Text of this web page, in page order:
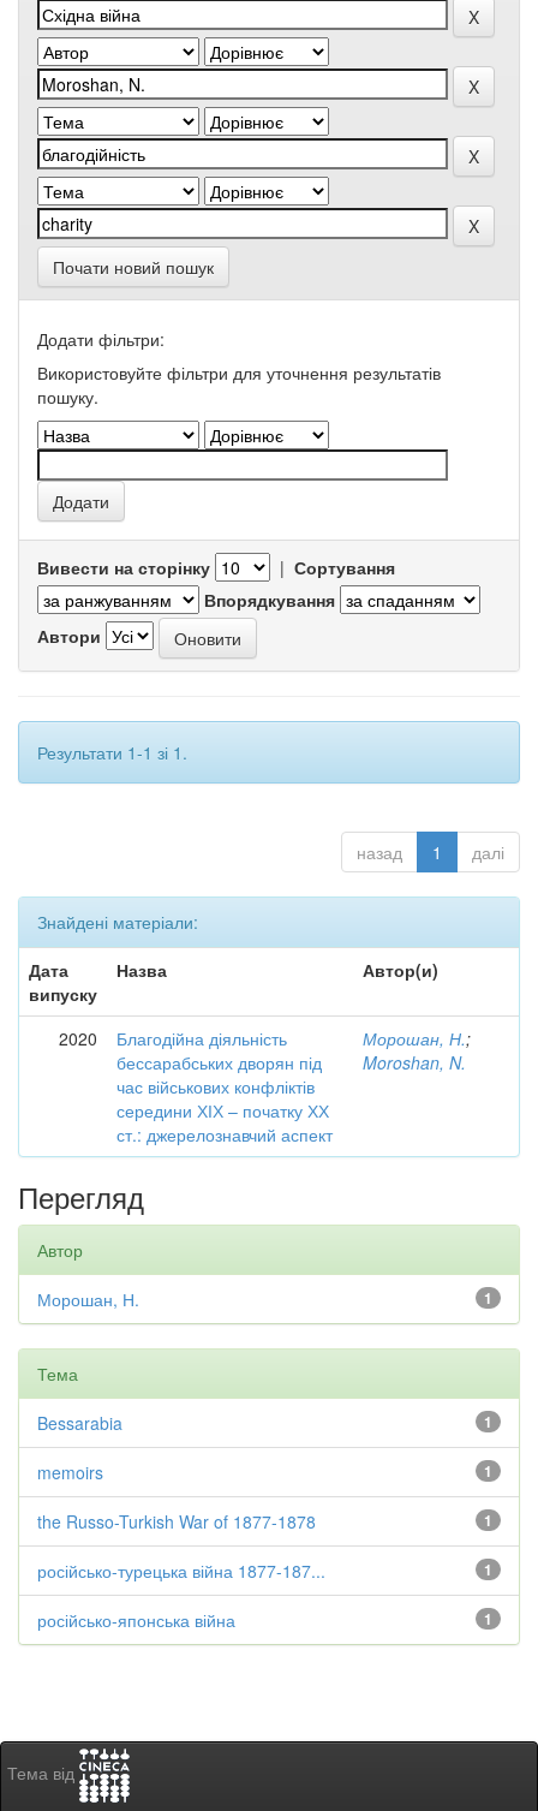
Почати новий пошук
Додати фільтри:
Використовуйте фільтри для уточнення результатів
пошуку.
Вивести на сторінку | Сортування
Впорядкування
Автори
Результати 1-1 зі 1.
назад 1 далі
Знайдені матеріали:
Дата
випуску
Назва Автор(и)
2020
Благодійна діяльність
бессарабських дворян під
час військових конфліктів
середини ХІХ – початку ХХ
ст.: джерелознавчий аспект
Морошан, Н.;
Moroshan, N.
Перегляд
Автор
1
Морошан, Н.
Тема
1
Bessarabia
1
memoirs
1
the Russo-Turkish War of 1877-1878
1
російсько-турецька війна 1877-187...
1
російсько-японська війна
Тема від